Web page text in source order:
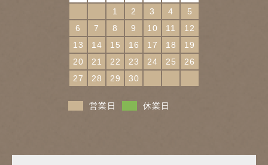
1
2 3 4
5
6
7 8 9 10 11
12
13
14 15 16 17 18
19
20
21 22 23 24 25
26
27
28 29 30
営業日 休業日